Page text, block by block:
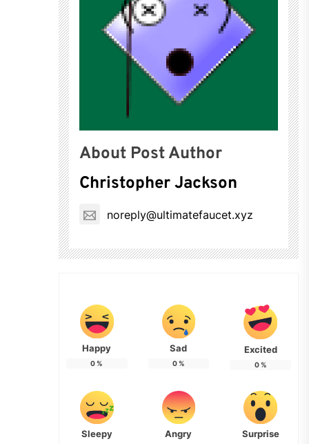
About Post Author
Christopher Jackson
noreply@ultimatefaucet.xyz
Happy
0%
Sad
0%
Excited
0%
Sleepy Angry Surprise